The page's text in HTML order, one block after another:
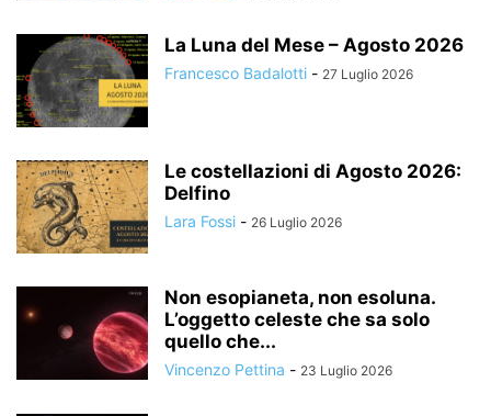
La Luna del Mese – Agosto 2026
Francesco Badalotti - 27 Luglio 2026
Le costellazioni di Agosto 2026:
Delfino
Lara Fossi - 26 Luglio 2026
Non esopianeta, non esoluna.
L’oggetto celeste che sa solo
quello che...
Vincenzo Pettina - 23 Luglio 2026